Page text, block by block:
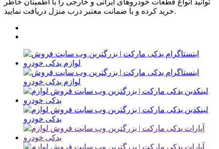
توانید انواع قطعات خودروهای ایرانی و خارجی را با اطمینان خاطر
خرید کرده و با ضمانت معتبر درب منزل دریافت نمایید.